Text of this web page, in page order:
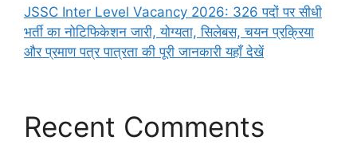
JSSC Inter Level Vacancy 2026: 326 पदों पर सीधी
भर्ती का नोटिफिकेशन जारी, योग्यता, सिलेबस, चयन प्रक्रिया
और प्रमाण पत्र पात्रता की पूरी जानकारी यहाँ देखें
Recent Comments